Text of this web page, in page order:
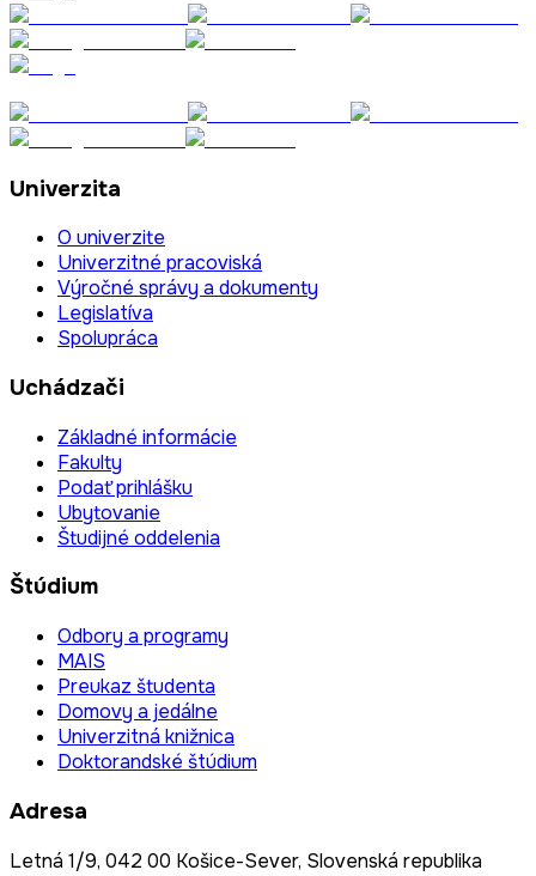
Univerzita
O univerzite
Univerzitné pracoviská
Výročné správy a dokumenty
Legislatíva
Spolupráca
Uchádzači
Základné informácie
Fakulty
Podať prihlášku
Ubytovanie
Študijné oddelenia
Štúdium
Odbory a programy
MAIS
Preukaz študenta
Domovy a jedálne
Univerzitná knižnica
Doktorandské štúdium
Adresa
Letná 1/9, 042 00 Košice-Sever, Slovenská republika